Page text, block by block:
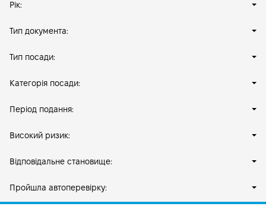
Рік:
Тип документа:
Тип посади:
Категорія посади:
Період подання:
Високий ризик:
Відповідальне становище:
Пройшла автоперевірку: